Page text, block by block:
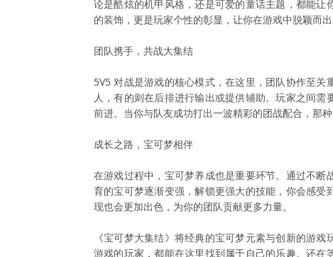
论是酷炫的机甲风格，还是可爱的童话主题，都能
的装饰，更是玩家个性的彰显，让你在游戏中脱颖而
团队携手，共战大集结
5V5 对战是游戏的核心模式，在这里，团队协作至
人，有的则在后排进行输出或提供辅助。玩家之间
前进。当你与队友成功打出一波精彩的团战配合，那
成长之路，宝可梦相伴
在游戏过程中，宝可梦养成也是重要环节。通过不
育的宝可梦逐渐变强，解锁更强大的技能，你会感
现也会更加出色，为你的团队贡献更多力量。
《宝可梦大集结》将经典的宝可梦元素与创新的游
游戏的玩家，都能在这里找到属于自己的乐趣。还